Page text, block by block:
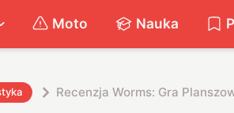
Moto Nauka
Recenzja Worms: Gra